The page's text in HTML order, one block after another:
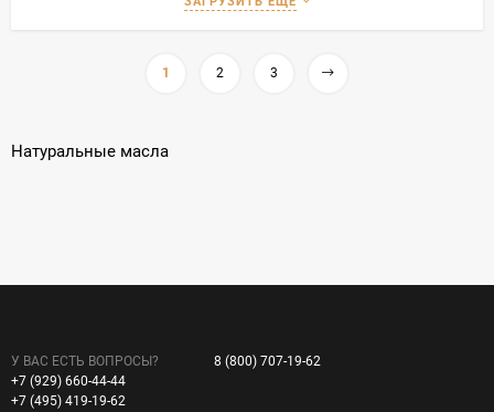
1 2 3
Натуральные масла
У ВАС ЕСТЬ ВОПРОСЫ?
+7 (929) 660-44-44
+7 (495) 419-19-62
8 (800) 707-19-62